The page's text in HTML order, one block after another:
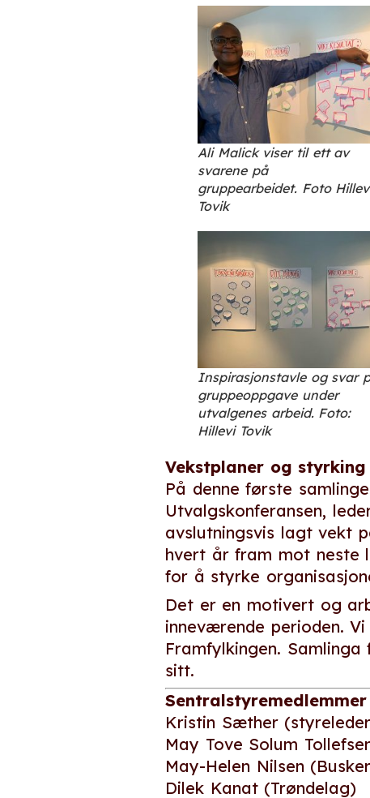
Ali Malick viser til ett av
svarene på
gruppearbeidet. Foto
Tovik
Inspirasjonstavle og svar
gruppeoppgave under
utvalgenes arbeid. Foto:
Hillevi Tovik
Vekstplaner og
På denne første
Utvalgskonferansen,
avslutningsvis lagt vekt
hvert år fram mot neste
for å styrke
Det er en motivert og
inneværende perioden.
Framfylkingen.
sitt.
Sentralstyremedlemmer
Kristin Sæther
May Tove Solum
May-Helen Nilsen
Dilek Kanat (Trøndelag)